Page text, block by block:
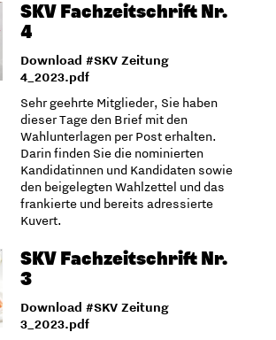
SKV Fachzeitschrift Nr.
4
Download #SKV Zeitung
4_2023.pdf
Sehr geehrte Mitglieder, Sie haben
dieser Tage den Brief mit den
Wahlunterlagen per Post erhalten.
Darin finden Sie die nominierten
Kandidatinnen und Kandidaten sowie
den beigelegten Wahlzettel und das
frankierte und bereits adressierte
Kuvert.
SKV Fachzeitschrift Nr.
3
Download #SKV Zeitung
3_2023.pdf